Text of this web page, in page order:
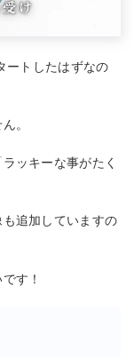
ートしたはずなの
。
ッキーな事がたく
追加していますの
す！